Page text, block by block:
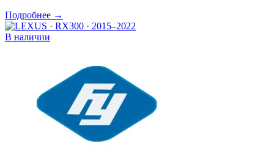
Подробнее →
В наличии